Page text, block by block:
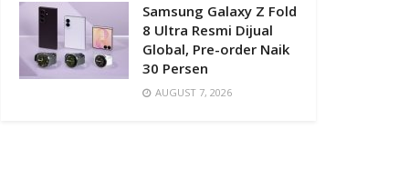
Samsung Galaxy Z Fold
8 Ultra Resmi Dijual
Global, Pre-order Naik
30 Persen
AUGUST 7, 2026